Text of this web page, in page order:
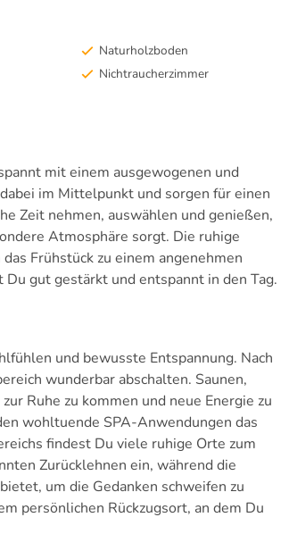
Naturholzboden
Nichtraucherzimmer
mit einem ausgewogenen und
im Mittelpunkt und sorgen für einen
Zeit nehmen, auswählen und genießen,
Atmosphäre sorgt. Die ruhige
Frühstück zu einem angenehmen
gut gestärkt und entspannt in den Tag.
und bewusste Entspannung. Nach
wunderbar abschalten. Saunen,
Ruhe zu kommen und neue Energie zu
wohltuende SPA-Anwendungen das
findest Du viele ruhige Orte zum
Zurücklehnen ein, während die
um die Gedanken schweifen zu
persönlichen Rückzugsort, an dem Du